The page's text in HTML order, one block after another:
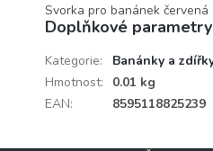
Svorka pro banánek červená
Doplňkové parametry
Kategorie:
Banánky a
Hmotnost:
0.01 kg
EAN: 8595118825239